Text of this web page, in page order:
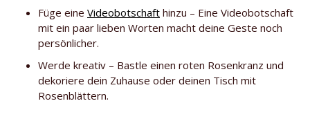
Füge eine Videobotschaft hinzu – Eine Videobotschaft
mit ein paar lieben Worten macht deine Geste noch
persönlicher.
Werde kreativ – Bastle einen roten Rosenkranz und
dekoriere dein Zuhause oder deinen Tisch mit
Rosenblättern.